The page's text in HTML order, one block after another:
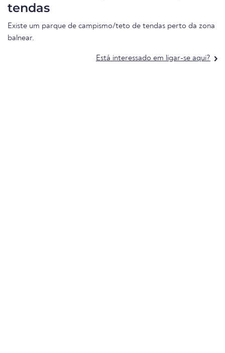
tendas
Existe um parque de campismo/teto de tendas perto da zona
balnear.
Está interessado em ligar-se aqui?